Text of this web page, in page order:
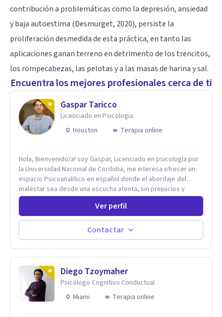
contribución a problemáticas como la depresión, ansiedad
y baja autoestima (Desmurget, 2020), persiste la
proliferación desmedida de esta práctica, en tanto las
aplicaciones ganan terreno en detrimento de los trencitos,
los rompecabezas, las pelotas y a las masas de harina y sal.
Encuentra los mejores profesionales cerca de ti
Gaspar Taricco
Licenciado en Psicologia
Houston
Terapia online
Hola, Bienvenido/a! soy Gaspar, Licenciado en psicología por
la Universidad Nacional de Cordoba, me interesa ofrecer un
espacio Psicoanalítico en español donde el abordaje del
malestar sea desde una escucha atenta, sin prejuicios y
rescatando lo singular de cada caso, sin caer en etiquetas.
Considero que todas las personas en algún momento pueden
sufrir y cada una por cuestiones particulares, es en mi
espacio donde se le dará un lugar a esas cuestiones
singulares de cada uno, para luego generar cambios. Soy una
investigo. Siempre en la búsqueda de ser un mejor
profesional.
Ver perfil
Contactar
Diego Tzoymaher
Psicólogo Cognitivo Conductual
Miami
Terapia online